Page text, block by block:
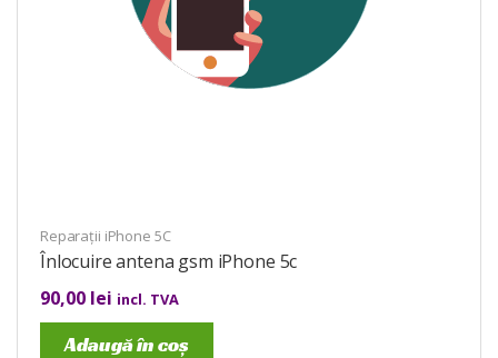
Reparații iPhone 5C
Înlocuire antena gsm iPhone 5c
90,00 lei incl. TVA
Adaugă în coș